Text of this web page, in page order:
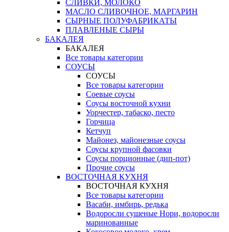
СЛИВКИ, МОЛОКО
МАСЛО СЛИВОЧНОЕ, МАРГАРИН
СЫРНЫЕ ПОЛУФАБРИКАТЫ
ПЛАВЛЕНЫЕ СЫРЫ
БАКАЛЕЯ
БАКАЛЕЯ
Все товары категории
СОУСЫ
СОУСЫ
Все товары категории
Соевые соусы
Соусы восточной кухни
Уорчестер, табаско, песто
Горчица
Кетчуп
Майонез, майонезные соусы
Соусы крупной фасовки
Соусы порционные (дип-пот)
Прочие соусы
ВОСТОЧНАЯ КУХНЯ
ВОСТОЧНАЯ КУХНЯ
Все товары категории
Васаби, имбирь, редька
Водоросли сушеные Нори, водоросли
маринованные